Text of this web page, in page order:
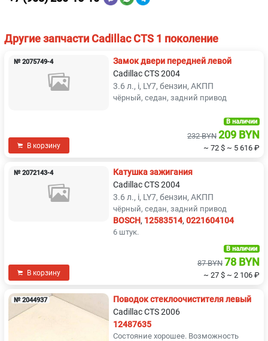
Другие запчасти Cadillac CTS 1 поколение
№ 2075749-4
Замок двери передней левой
Cadillac CTS 2004
3.6 л., i, LY7, бензин, АКПП
чёрный, седан, задний привод
В корзину
В наличии
232 BYN 209 BYN
~ 72 $ ~ 5 616 ₽
№ 2072143-4
Катушка зажигания
Cadillac CTS 2004
3.6 л., i, LY7, бензин, АКПП
чёрный, седан, задний привод
BOSCH, 12583514, 0221604104
6 штук.
В корзину
В наличии
87 BYN 78 BYN
~ 27 $ ~ 2 106 ₽
№ 2044937
Поводок стеклоочистителя левый
Cadillac CTS 2006
12487635
Состояние хорошее. Возможность